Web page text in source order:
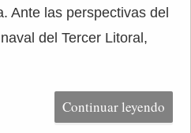
Ante las perspectivas del
del Tercer Litoral,
Continuar leyendo